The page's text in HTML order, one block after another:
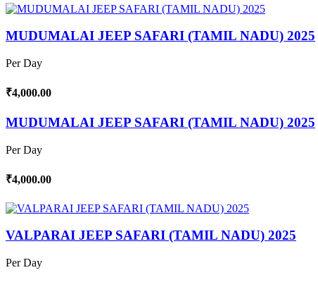
MUDUMALAI JEEP SAFARI (TAMIL NADU) 2025
Per Day
₹4,000.00
MUDUMALAI JEEP SAFARI (TAMIL NADU) 2025
Per Day
₹4,000.00
VALPARAI JEEP SAFARI (TAMIL NADU) 2025
Per Day